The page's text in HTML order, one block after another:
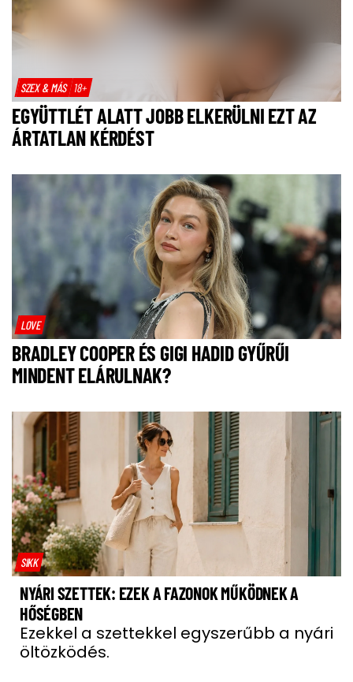
SZEX & MÁS 18+
EGYÜTTLÉT ALATT JOBB ELKERÜLNI EZT AZ
ÁRTATLAN KÉRDÉST
LOVE
BRADLEY COOPER ÉS GIGI HADID GYŰRŰI
MINDENT ELÁRULNAK?
SIKK
NYÁRI SZETTEK: EZEK A FAZONOK MŰKÖDNEK A
HŐSÉGBEN
Ezekkel a szettekkel egyszerűbb a nyári
öltözködés.